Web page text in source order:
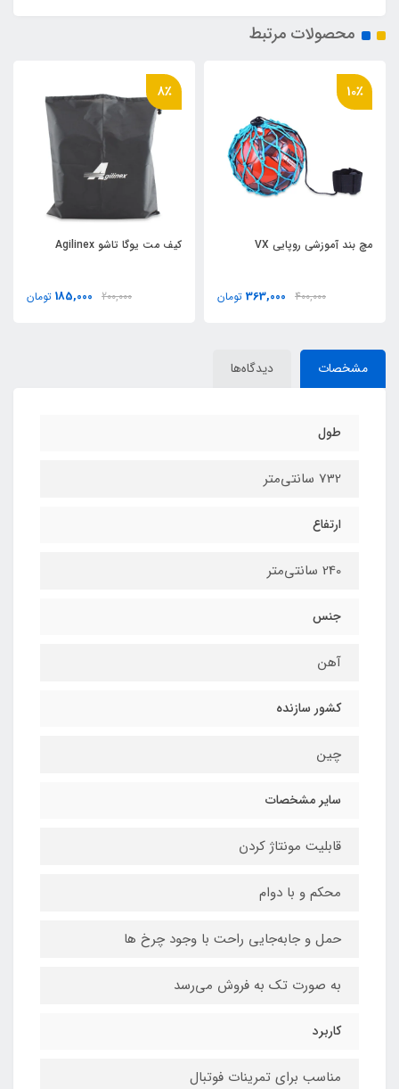
محصولات مرتبط
مچ بند آموزشي روپايي VX
400,000
10٪
363,000 تومان
کيف مت یوگا تاشو Agilinex
200,000
8٪
185,000 تومان
مشخصات دیدگاه‌ها
طول
732 سانتی‌متر
ارتفاع
240 سانتی‌متر
جنس
آهن
کشور سازنده
چین
سایر مشخصات
قابلیت مونتاژ کردن
محکم و با دوام
حمل و جابه‌جایی راحت با وجود چرخ ها
به صورت تک به فروش می‌رسد
کاربرد
مناسب برای تمرینات فوتبال